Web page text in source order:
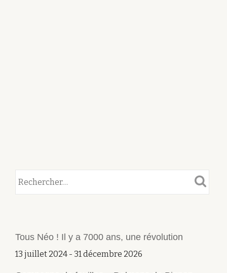
Tous Néo ! Il y a 7000 ans, une révolution
13 juillet 2024 - 31 décembre 2026